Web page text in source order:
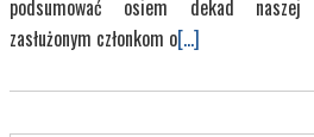
podsumować osiem dekad naszej
zasłużonym członkom o[...]